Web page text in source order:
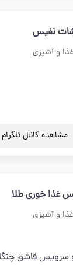
نفيس
و آشپزی
مشاهده کانال تلگرام
غذا خوری طلا
و آشپزی
قاشق چنگال